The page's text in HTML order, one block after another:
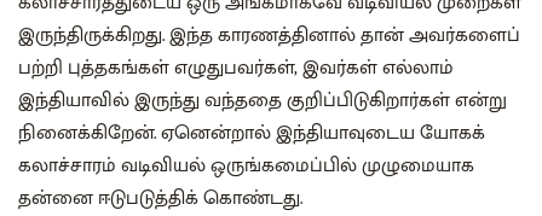
இருந்திருக்கிறது. இந்த காரணத்தினால் தான் அவர்களைப்
பற்றி புத்தகங்கள் எழுதுபவர்கள், இவர்கள் எல்லாம்
இந்தியாவில் இருந்து வந்ததை குறிப்பிடுகிறார்கள் என்று
நினைக்கிறேன். ஏனென்றால் இந்தியாவுடைய யோகக்
கலாச்சாரம் வடிவியல் ஒருங்கமைப்பில் முழுமையாக
தன்னை ஈடுபடுத்திக் கொண்டது.